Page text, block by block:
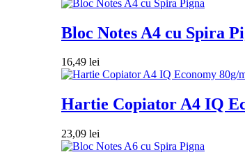
Bloc Notes A4 cu Spira
16,49 lei
Hartie Copiator A4 IQ
23,09 lei